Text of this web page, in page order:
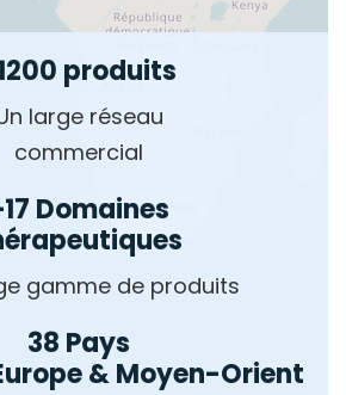
produits
large réseau
commercial
Domaines
gamme de produits
38 Pays
& Moyen-Orient